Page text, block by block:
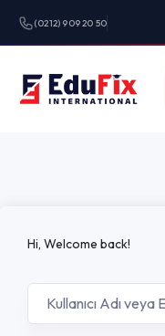
(0212) 909 20 50
Hi, Welcome back!